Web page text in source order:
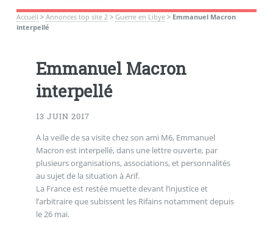
Accueil > Annonces top site 2> Guerre en Libye> Emmanuel Macron
interpellé
Emmanuel Macron
interpellé
13 JUIN 2017
A la veille de sa visite chez son ami M6, Emmanuel
Macron est interpellé, dans une lettre ouverte, par
plusieurs organisations, associations, et personnalités
au sujet de la situation à Arif.
La France est restée muette devant l’injustice et
l’arbitraire que subissent les Rifains notamment depuis
le 26 mai.